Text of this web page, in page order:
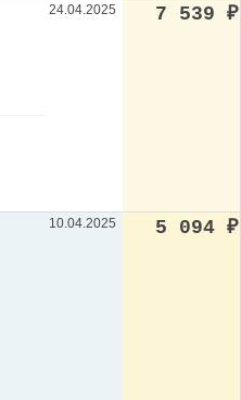
24.04.2025 7 539 ₽
10.04.2025 5 094 ₽